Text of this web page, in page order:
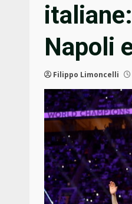
Napoli
Filippo Limoncelli